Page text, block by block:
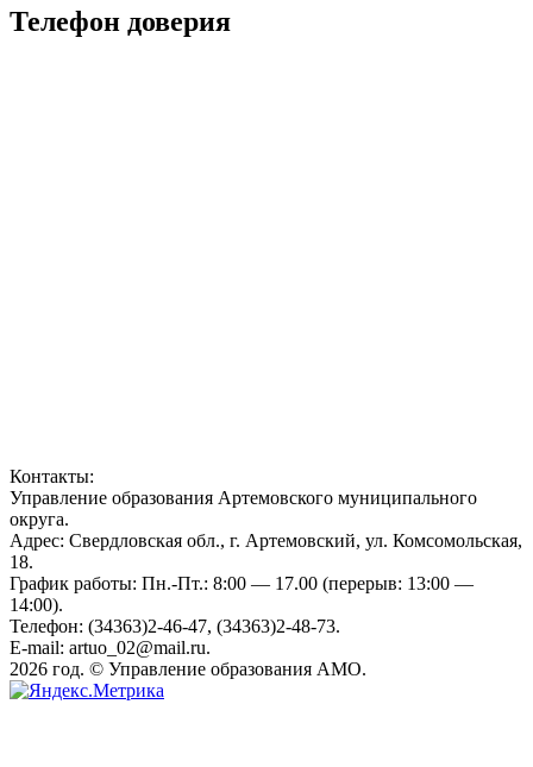
Телефон доверия
Контакты:
Управление образования Артемовского муниципального
округа.
Адрес: Свердловская обл., г. Артемовский, ул. Комсомольская,
18.
График работы: Пн.-Пт.: 8:00 — 17.00 (перерыв: 13:00 —
14:00).
Телефон: (34363)2-46-47, (34363)2-48-73.
E-mail: artuo_02@mail.ru.
2026 год. © Управление образования АМО.